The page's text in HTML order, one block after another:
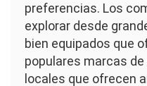
preferencias. Los
explorar desde
bien equipados que
populares marcas
locales que ofrecen